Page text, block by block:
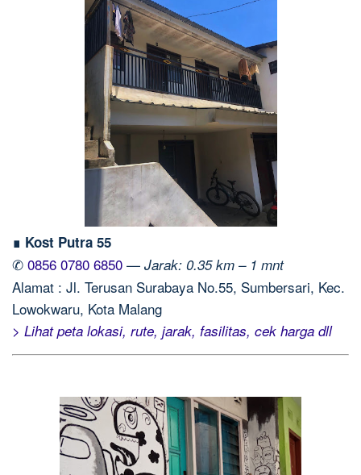
∎ Kost Putra 55
✆ 0856 0780 6850 — Jarak: 0.35 km – 1 mnt
Alamat : Jl. Terusan Surabaya No.55, Sumbersari, Kec.
Lowokwaru, Kota Malang
> Lihat peta lokasi, rute, jarak, fasilitas, cek harga dll